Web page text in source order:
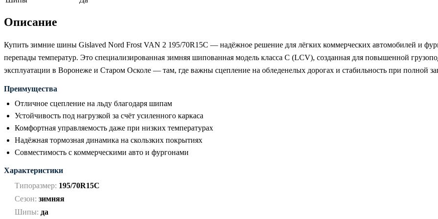
Описание
Купить зимние шины Gislaved Nord Frost VAN 2 195/70R15C — надёжное решение для лёгких коммерческих автомобилей и
перепады температур. Это специализированная зимняя шипованная модель класса C (LCV), созданная для повышенной
эксплуатации в Воронеже и Старом Осколе — там, где важны сцепление на обледенелых дорогах и стабильность при полной
Преимущества
Отличное сцепление на льду благодаря шипам
Устойчивость под нагрузкой за счёт усиленного каркаса
Комфортная управляемость даже при низких температурах
Надёжная тормозная динамика на скользких покрытиях
Совместимость с коммерческими авто и фургонами
Характеристики
Типоразмер: 195/70R15C
Сезон: зимняя
Шипы: да